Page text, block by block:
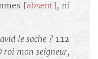
[absent], ni
le sache ? 1.12
roi mon seigneur,